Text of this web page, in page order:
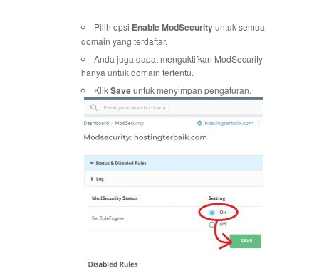
Pilih opsi Enable ModSecurityuntuk semua
domain yang terdaftar.
Anda juga dapat mengaktifkan ModSecurity
hanya untuk domain tertentu.
KlikSaveuntuk menyimpan pengaturan.